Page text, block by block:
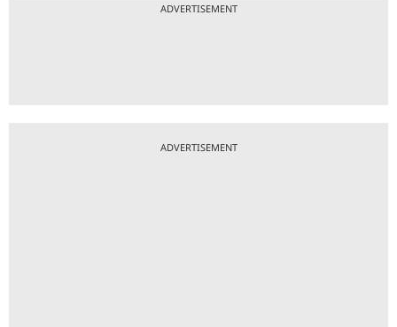
ADVERTISEMENT
ADVERTISEMENT